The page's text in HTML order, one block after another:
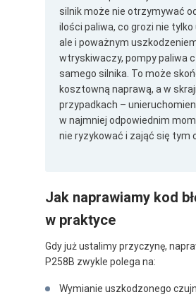
silnik może nie otrzymywać
ilości paliwa, co grozi nie
ale i poważnym
wtryskiwaczy, pompy paliwa
samego silnika. To może
kosztowną naprawą, a w
przypadkach –
w najmniej odpowiednim
nie ryzykować i zająć się tym
Jak naprawiamy kod
w praktyce
Gdy już ustalimy przyczynę,
P258B zwykle polega na:
Wymianie uszkodzonego